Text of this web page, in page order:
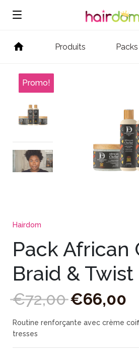
Produits Packs
Hairdom
Pack African
Braid &
€72,00 €66,00
Routine renforçante avec crème
tresses